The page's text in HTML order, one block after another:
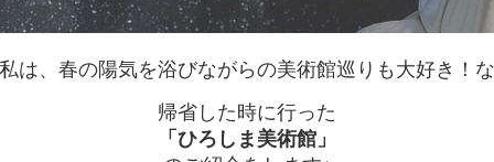
は、春の陽気を浴びながらの美術館巡りも大好き！
帰省した時に行った
「ひろしま美術館」